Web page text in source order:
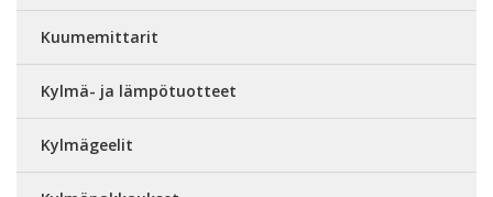
Kuumemittarit
Kylmä- ja lämpötuotteet
Kylmägeelit